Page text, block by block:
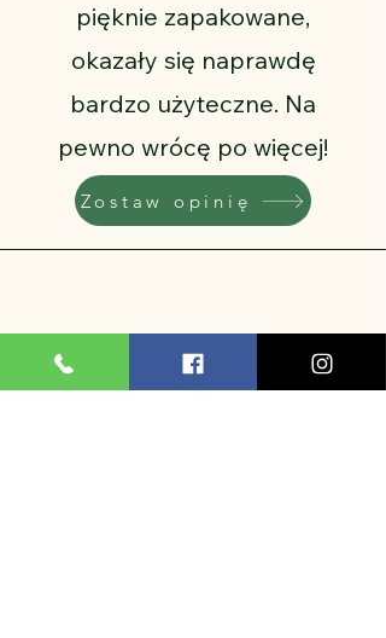
pięknie zapakowane,
okazały się naprawdę
bardzo użyteczne. Na
pewno wrócę po więcej!
Zostaw opinię
Oliwia
Polecam zakupy w tym